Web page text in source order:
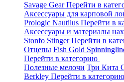
Savage GearПерейти в
Аксессуары для карповой
Prologic Nautilus Перейти в
Аксессуары и материалы
Stonfo StingerПерейти в
Отцепы Fish Gold
Перейти в категорию
Полезные мелочи Три Кита
Berkley Перейти в категорию